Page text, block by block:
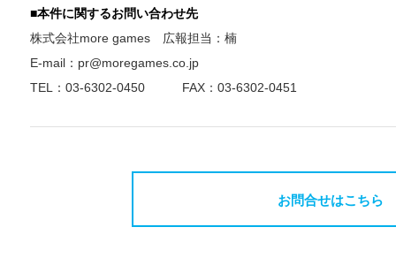
■本件に関するお問い合わせ先
株式会社more games 広報担当：楠
E-mail： pr@moregames.co.jp
TEL：03-6302-0450 FAX：03-6302-0451
お問合せはこちら